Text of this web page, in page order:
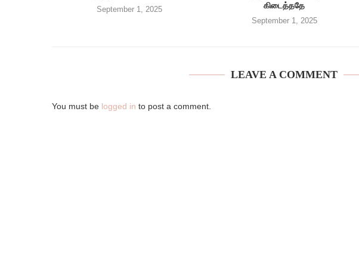
September 1, 2025
கிடைத்ததே
September 1, 2025
LEAVE A COMMENT
You must be logged in to post a comment.